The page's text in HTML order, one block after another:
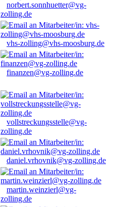
norbert.sonnhuetter@vg-
zolling.de
vhs-zolling@vhs-moosburg.de
finanzen@vg-zolling.de
vollstreckungsstelle@vg-
zolling.de
daniel.vrhovnik@vg-zolling.de
martin.weinzierl@vg-
zolling.de